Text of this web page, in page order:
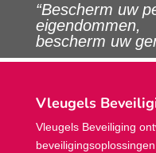
“Bescherm uw
eigendommen,
bescherm uw
Vleugels
Vleugels Beveiliging